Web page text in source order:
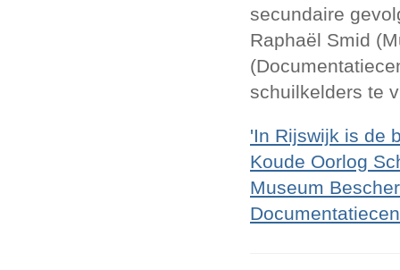
secundaire
Raphaël Smid
schuilkelders te
'In Rijswijk is de
Koude Oorlog
Museum